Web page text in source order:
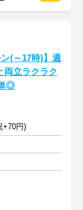
ン(～17時)】週
両立ラクラク
◎
+70円)